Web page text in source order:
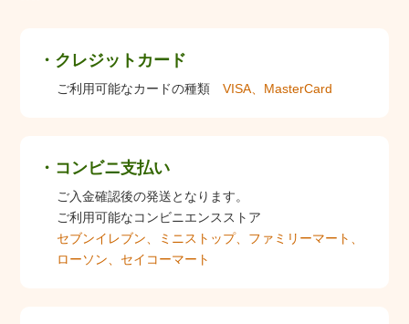
クレジットカード
ご利用可能なカードの種類VISA、MasterCard
コンビニ支払い
ご入金確認後の発送となります。
ご利用可能なコンビニエンスストア
セブンイレブン、ミニストップ、ファミリーマート、
ローソン、セイコーマート